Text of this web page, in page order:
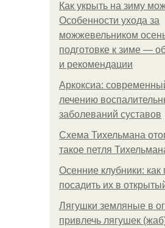
Как укрыть на зиму
Особенности ухода за
можжевельником
подготовке к зиме —
и рекомендации
Аркоксиа:
лечению
заболеваний суставов
Схема Тихельмана
такое петля
Осенние клубники: как
посадить их в
Лягушки земляные в
привлечь лягушек